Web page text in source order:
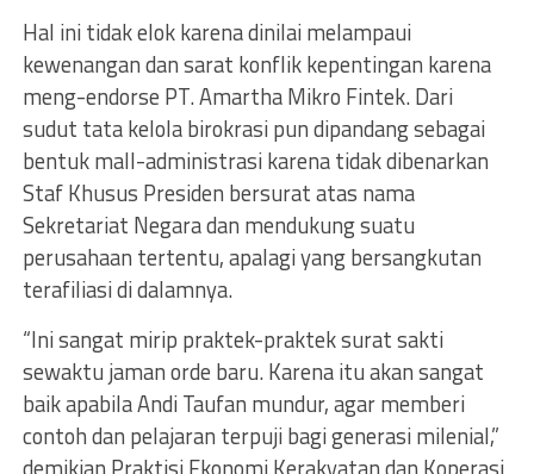
Hal ini tidak elok karena dinilai melampaui
kewenangan dan sarat konflik kepentingan karena
meng-endorse PT. Amartha Mikro Fintek. Dari
sudut tata kelola birokrasi pun dipandang sebagai
bentuk mall-administrasi karena tidak dibenarkan
Staf Khusus Presiden bersurat atas nama
Sekretariat Negara dan mendukung suatu
perusahaan tertentu, apalagi yang bersangkutan
terafiliasi di dalamnya.
“Ini sangat mirip praktek-praktek surat sakti
sewaktu jaman orde baru. Karena itu akan sangat
baik apabila Andi Taufan mundur, agar memberi
contoh dan pelajaran terpuji bagi generasi milenial,”